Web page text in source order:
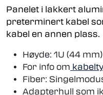
Panelet i lakkert
preterminert kabel
kabel en annen plass.
Høyde: 1U (44 mm)
For info om
Fiber:
Adapterhull som